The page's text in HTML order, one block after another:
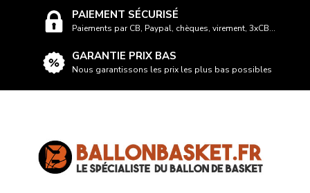
PAIEMENT SÉCURISÉ
Paiements par CB, Paypal, chèques, virement, 3xCB...
GARANTIE PRIX BAS
Nous garantissons les prix les plus bas possibles